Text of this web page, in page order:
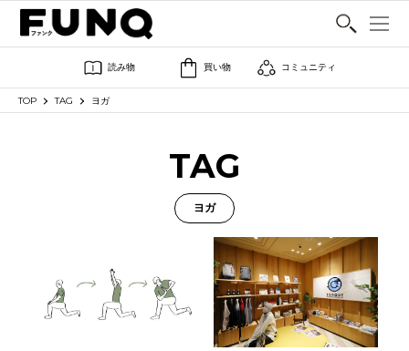
SHARE
読み物 買い物 コミュニティ
TOP TAG ヨガ
TAG
ヨガ